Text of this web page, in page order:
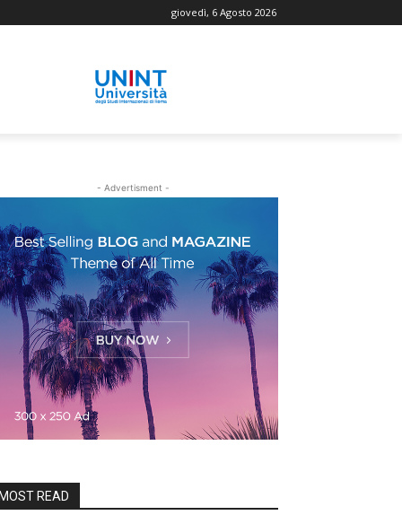
giovedì, 6 Agosto 2026
- Advertisment -
READ